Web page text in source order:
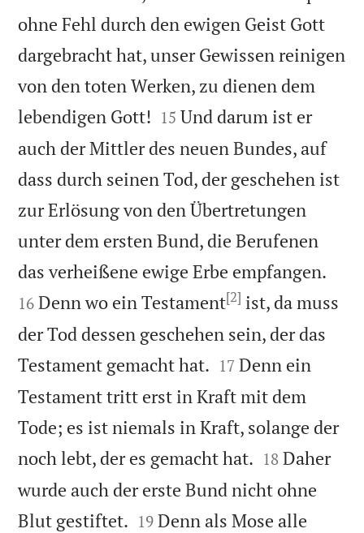
ohne Fehl durch den ewigen Geist Gott
dargebracht hat, unser Gewissen reinigen
von den toten Werken, zu dienen dem
lebendigen Gott! 

15 Und darum ist er
auch der Mittler des neuen Bundes, auf
dass durch seinen Tod, der geschehen ist
zur Erlösung von den Übertretungen
unter dem ersten Bund, die Berufenen
das verheißene ewige Erbe empfangen.
16 Denn wo ein Testament[2] ist, da muss
der Tod dessen geschehen sein, der das
Testament gemacht hat. 

17 Denn ein
Testament tritt erst in Kraft mit dem
Tode; es ist niemals in Kraft, solange der
noch lebt, der es gemacht hat. 

18 Daher
wurde auch der erste Bund nicht ohne
Blut gestiftet. 

19 Denn als Mose alle